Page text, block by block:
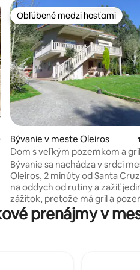
ohodnotenie 5 z 5, počet
Obľúbené medzi hosťami
Obľúbené medzi hosťami
Bývanie v meste Oleiros
Dom s veľkým pozemkom a
Bývanie sa nachádza v srdci
Oleiros, 2 minúty od Santa Cruz.
na oddych od rutiny a zažiť
zážitok, pretože má gril a
rozlohou viac ako 6 000 m ²,
môžete naplno vychutnať svoj
reštauráciách, pekárňach,
prenájmy v